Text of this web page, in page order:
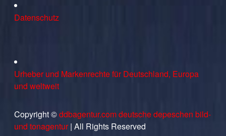
Datenschutz
Urheber und Markenrechte für Deutschland, Europa
und weltweit
Copyright ©ddbagentur.com deutsche depeschen bild-
und tonagentur| All Rights Reserved